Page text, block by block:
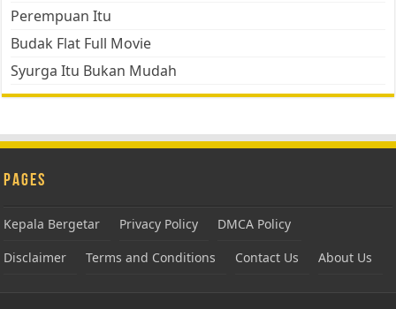
Perempuan Itu
Budak Flat Full Movie
Syurga Itu Bukan Mudah
Pages
Kepala Bergetar Privacy Policy
DMCA Policy
Disclaimer
Terms and Conditions Contact Us About Us